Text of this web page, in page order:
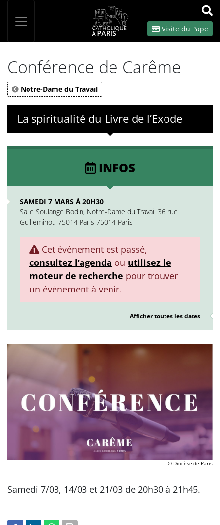
OK
Visite du Pape
Conférence de Carême
Notre-Dame du Travail
La spiritualité du Livre de l’Exode
INFOS
SAMEDI 7 MARS À 20H30
Salle Soulange Bodin, Notre-Dame du Travail 36 rue
Guilleminot, 75014 Paris 75014 Paris
Cet événement est passé,
consultez l’agenda ou utilisez le
moteur de recherche pour trouver
un événement à venir.
Afficher toutes les dates
© Diocèse de Paris
Samedi 7/03, 14/03 et 21/03 de 20h30 à 21h45.
Panneau de gestion des cookies